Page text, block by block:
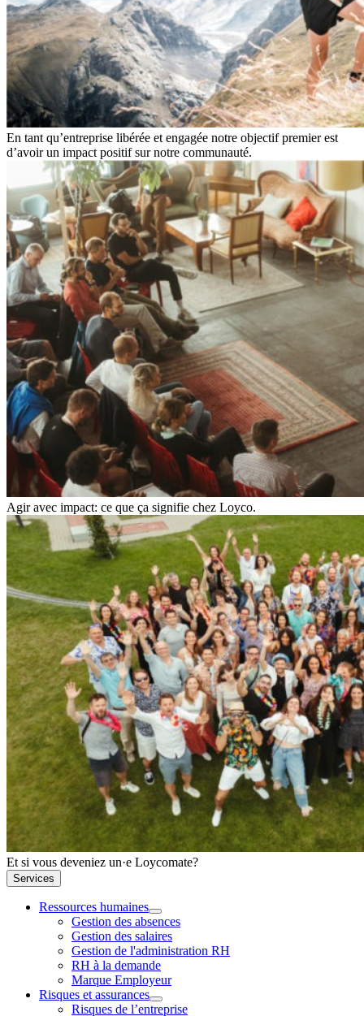
En tant qu’entreprise libérée et engagée notre objectif premier est
d’avoir un impact positif sur notre communauté.
Agir avec impact: ce que ça signifie chez Loyco.
Et si vous deveniez un·e Loycomate?
Services
Ressources humaines
Gestion des absences
Gestion des salaires
Gestion de l'administration RH
RH à la demande
Marque Employeur
Risques et assurances
Risques de l’entreprise